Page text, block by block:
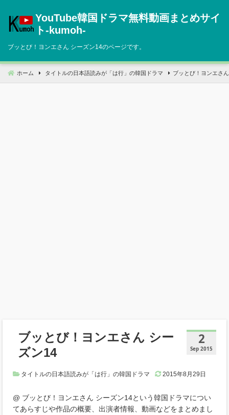
へ
動
YouTube韓国ドラマ無料動画まとめサイ
ト‐kumoh‐
ブッとび！ヨンエさん シーズン14のページです。
ホーム タイトルの日本語読みが「は行」の韓国ドラマ ブッとび！ヨンエさ
2
Sep 2015
ブッとび！ヨンエさん シー
ズン14
タイトルの日本語読みが「は行」の韓国ドラマ 2015年8月29日
@ ブッとび！ヨンエさん シーズン14という韓国ドラマについ
てあらすじや作品の概要、出演者情報、動画などをまとめまし